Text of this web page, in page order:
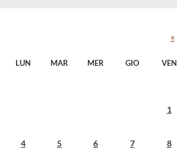
Roma
LUN MAR MER GIO VEN
1
4 5 6 7 8
«